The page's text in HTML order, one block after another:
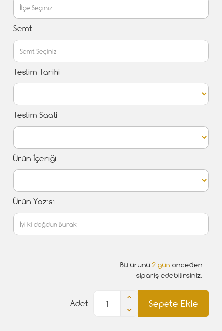
Semt
Teslim Tarihi
Teslim Saati
Ürün İçeriği
Ürün Yazısı
Bu ürünü 2 gün önceden
sipariş edebilirsiniz.
Sepete Ekle
Adet